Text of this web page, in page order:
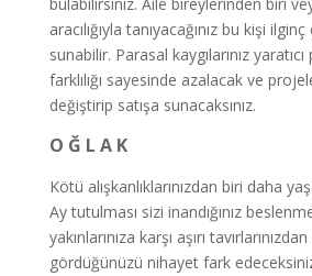
aracılığıyla tanıyacağınız bu kişi
sunabilir. Parasal kaygılarınız
farklılığı sayesinde azalacak ve
değiştirip satışa sunacaksınız.
O Ğ L A K
Kötü alışkanlıklarınızdan biri daha
Ay tutulması sizi inandığınız
yakınlarınıza karşı aşırı
gördüğünüzü nihayet fark